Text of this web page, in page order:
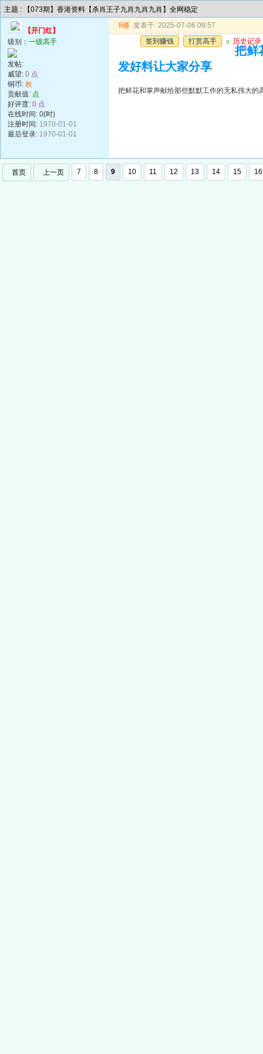
主题 : 【073期】香港资料【杀肖王子九肖九肖九肖】全网稳定
【开门红】
级别： 一级高手
发帖:
威望: 0 点
铜币: 枚
贡献值: 点
好评度: 0 点
在线时间: 0(时)
注册时间: 1970-01-01
最后登录: 1970-01-01
8楼 发表于: 2025-07-06 09:57
签到赚钱
打赏高手 u 历史记录
把鲜
发好料让大家分享
把鲜花和掌声献给那些默默工作的无私伟大的
首页 上一页 7 8 9 10 11 12 13 14 15 16